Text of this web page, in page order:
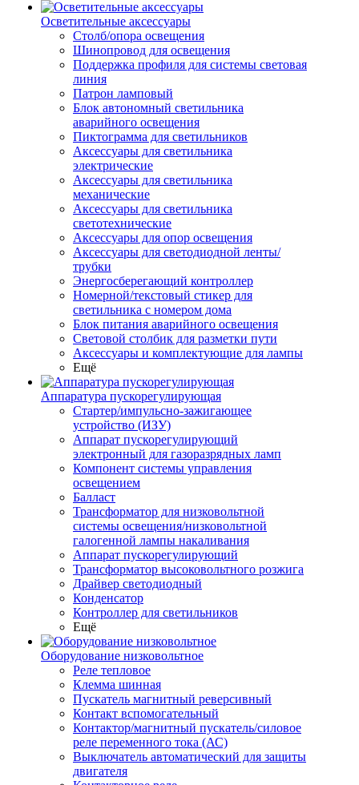
Осветительные аксессуары
Столб/опора освещения
Шинопровод для освещения
Поддержка профиля для системы световая
линия
Патрон ламповый
Блок автономный светильника
аварийного освещения
Пиктограмма для светильников
Аксессуары для светильника
электрические
Аксессуары для светильника
механические
Аксессуары для светильника
светотехнические
Аксессуары для опор освещения
Аксессуары для светодиодной ленты/
трубки
Энергосберегающий контроллер
Номерной/текстовый стикер для
светильника с номером дома
Блок питания аварийного освещения
Световой столбик для разметки пути
Аксессуары и комплектующие для лампы
Ещё
Аппаратура пускорегулирующая
Стартер/импульсно-зажигающее
устройство (ИЗУ)
Аппарат пускорегулирующий
электронный для газоразрядных ламп
Компонент системы управления
освещением
Балласт
Трансформатор для низковольтной
системы освещения/низковольтной
галогенной лампы накаливания
Аппарат пускорегулирующий
Трансформатор высоковольтного розжига
Драйвер светодиодный
Конденсатор
Контроллер для светильников
Ещё
Оборудование низковольтное
Реле тепловое
Клемма шинная
Пускатель магнитный реверсивный
Контакт вспомогательный
Контактор/магнитный пускатель/силовое
реле переменного тока (АС)
Выключатель автоматический для защиты
двигателя